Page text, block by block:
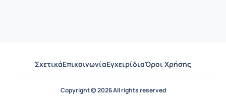
ΣχετικάΕπικοινωνίαΕγχειρίδιαΌροι Χρήσης
Copyright © 2026 All rights reserved